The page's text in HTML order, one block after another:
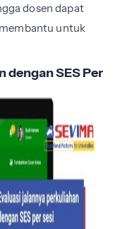
dosen dapat
untuk
dengan SES Per